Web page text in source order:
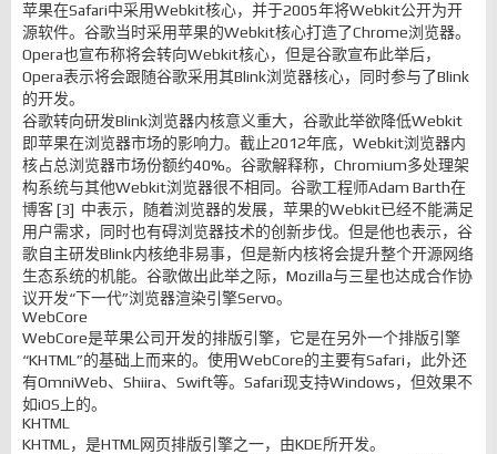
苹果在Safari中采用Webkit核心，并于2005年将Webkit公开为开
源软件。谷歌当时采用苹果的Webkit核心打造了Chrome浏览器。
Opera也宣布称将会转向Webkit核心，但是谷歌宣布此举后，
Opera表示将会跟随谷歌采用其Blink浏览器核心，同时参与了Blink
的开发。
谷歌转向研发Blink浏览器内核意义重大，谷歌此举欲降低Webkit
即苹果在浏览器市场的影响力。截止2012年底，Webkit浏览器内
核占总浏览器市场份额约40%。谷歌解释称，Chromium多处理架
构系统与其他Webkit浏览器很不相同。谷歌工程师Adam Barth在
博客 [3] 中表示，随着浏览器的发展，苹果的Webkit已经不能满足
用户需求，同时也有碍浏览器技术的创新步伐。但是他也表示，谷
歌自主研发Blink内核绝非易事，但是新内核将会提升整个开源网络
生态系统的机能。谷歌做出此举之际，Mozilla与三星也达成合作协
议开发“下一代”浏览器渲染引擎Servo。
WebCore
WebCore是苹果公司开发的排版引擎，它是在另外一个排版引擎
“KHTML”的基础上而来的。使用WebCore的主要有Safari，此外还
有OmniWeb、Shiira、Swift等。Safari现支持Windows，但效果不
如iOS上的。
KHTML
KHTML，是HTML网页排版引擎之一，由KDE所开发。